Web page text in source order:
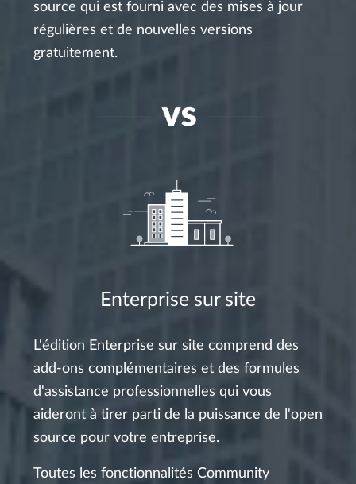
source qui est fourni avec des mises à jour
régulières et de nouvelles versions
gratuitement.
Enterprise sur site
L'édition Enterprise sur site comprend des
add-ons complémentaires et des formules
d'assistance professionnelles qui vous
aideront à tirer parti de la puissance de l'open
source pour votre entreprise.
Toutes les fonctionnalités Community